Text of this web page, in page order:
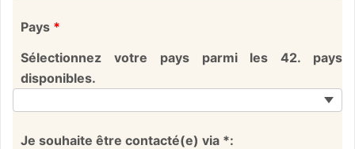
Pays *
Sélectionnez votre pays parmi les 42. pays
disponibles.
Je souhaite être contacté(e) via *: